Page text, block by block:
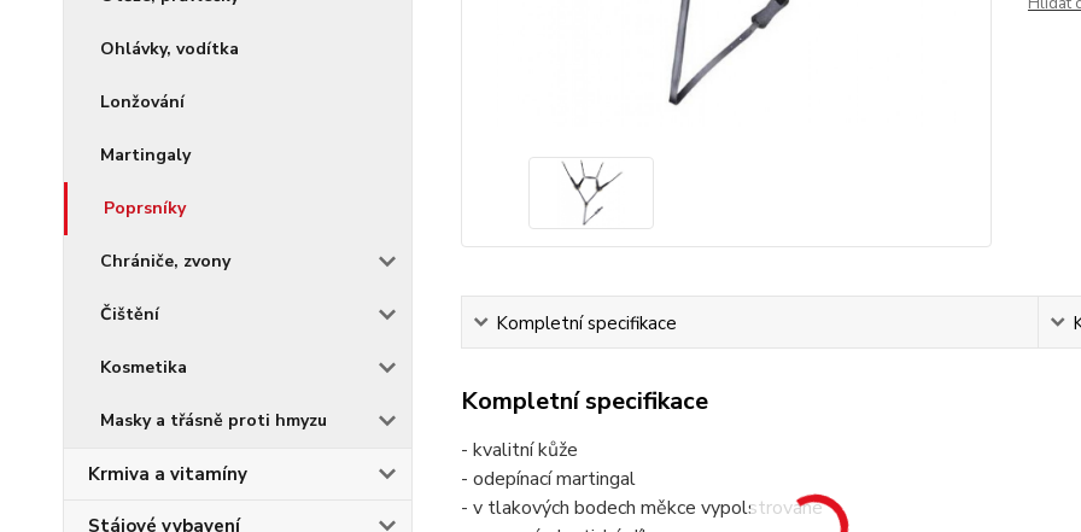
Ohlávky, vodítka
Lonžování
Martingaly
Poprsníky
Chrániče, zvony
Čištění
Kosmetika
Masky a třásně proti hmyzu
Krmiva a vitamíny
Stájové vybavení
Kompletní specifikace
Kompletní specifikace
- kvalitní kůže
- odepínací martingal
- v tlakových bodech měkce vypolstrované